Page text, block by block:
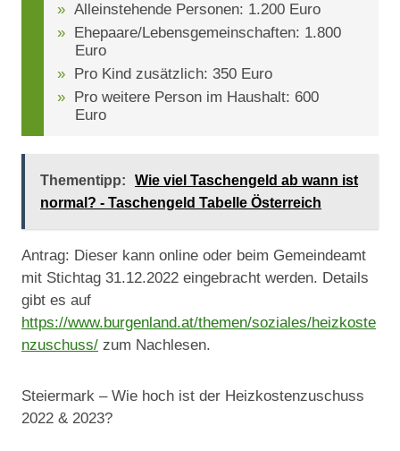
Alleinstehende Personen: 1.200 Euro
Ehepaare/Lebensgemeinschaften: 1.800
Euro
Pro Kind zusätzlich: 350 Euro
Pro weitere Person im Haushalt: 600
Euro
Thementipp:
Wie viel Taschengeld ab wann ist
normal? - Taschengeld Tabelle Österreich
Antrag: Dieser kann online oder beim Gemeindeamt
mit Stichtag 31.12.2022 eingebracht werden. Details
gibt es auf
https://www.burgenland.at/themen/soziales/heizkoste
nzuschuss/ zum Nachlesen.
Steiermark – Wie hoch ist der Heizkostenzuschuss
2022 & 2023?